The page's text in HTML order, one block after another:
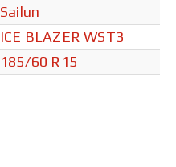
Sailun
ICE BLAZER WST3
185/60 R15